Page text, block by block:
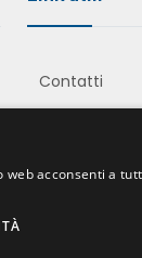
Contatti
acconsenti a